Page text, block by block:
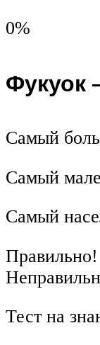
0%
Фукуок
Самый
Самый
Самый
Правильно!
Тест на